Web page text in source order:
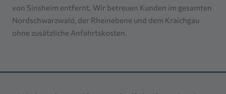
von Sinsheim entfernt. Wir betreuen Kunden im gesamten
Nordschwarzwald, der Rheinebene und dem Kraichgau
ohne zusätzliche Anfahrtskosten.